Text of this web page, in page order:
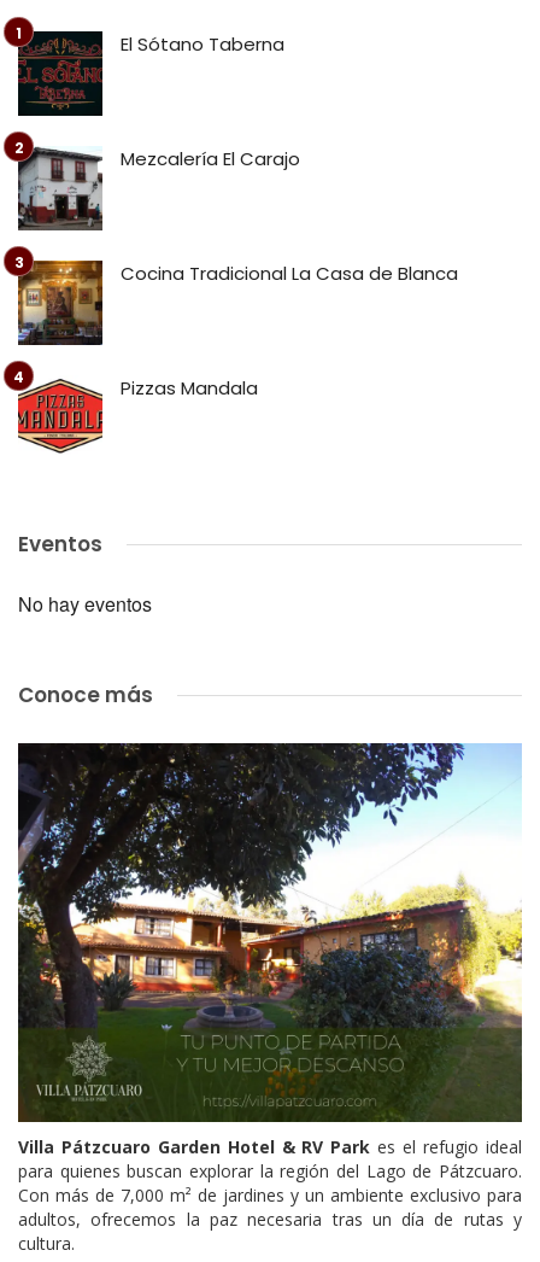
El Sótano Taberna
Mezcalería El Carajo
Cocina Tradicional La Casa de Blanca
Pizzas Mandala
Eventos
No hay eventos
Conoce más
Villa Pátzcuaro Garden Hotel & RV Park es el refugio ideal
para quienes buscan explorar la región del Lago de Pátzcuaro.
Con más de 7,000 m² de jardines y un ambiente exclusivo para
adultos, ofrecemos la paz necesaria tras un día de rutas y
cultura.